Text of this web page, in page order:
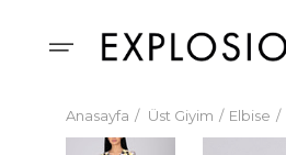
Anasayfa Üst Giyim Elbise